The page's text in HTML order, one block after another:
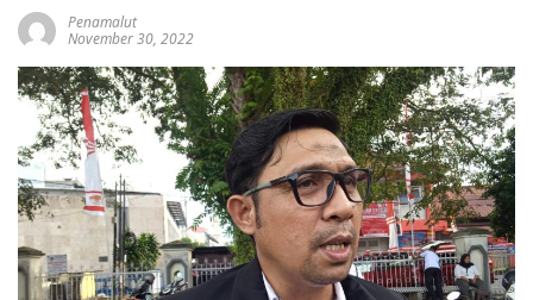
Penamalut
November 30, 2022